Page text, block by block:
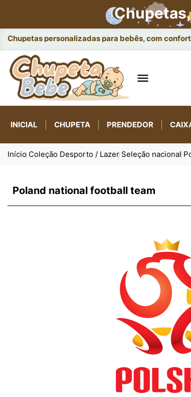
Chupetas personalizadas para bebês, com

INICIAL CHUPETA PRENDEDOR
Início Coleção Desporto / Lazer Seleção nacional
Poland national football team